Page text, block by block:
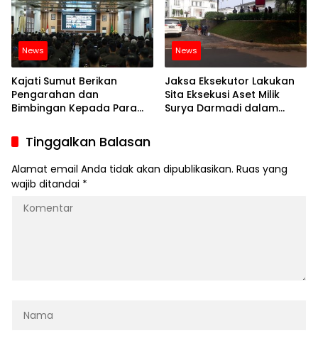
News
Kajati Sumut Berikan
Pengarahan dan
Bimbingan Kepada Para
News
Jaksa Eksekutor Lakukan
Sita Eksekusi Aset Milik
Surya Darmadi dalam
Tinggalkan Balasan
Alamat email Anda tidak akan dipublikasikan. Ruas yang
wajib ditandai *